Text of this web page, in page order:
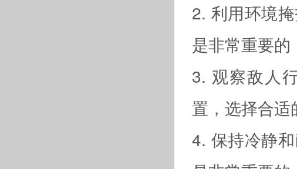
2. 利用环境
是非常重要的
3. 观察敌人
置，选择合适
4. 保持冷静